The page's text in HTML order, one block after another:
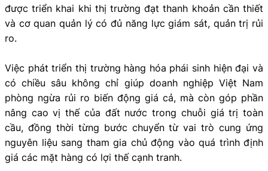
được triển khai khi thị trường đạt thanh khoản cần thiết
và cơ quan quản lý có đủ năng lực giám sát, quản trị rủi
ro.
Việc phát triển thị trường hàng hóa phái sinh hiện đại và
có chiều sâu không chỉ giúp doanh nghiệp Việt Nam
phòng ngừa rủi ro biến động giá cả, mà còn góp phần
nâng cao vị thế của đất nước trong chuỗi giá trị toàn
cầu, đồng thời từng bước chuyển từ vai trò cung ứng
nguyên liệu sang tham gia chủ động vào quá trình định
giá các mặt hàng có lợi thế cạnh tranh.